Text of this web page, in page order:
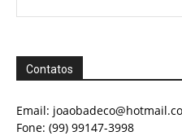
Contatos
Email:
Fone: (99) 99147-3998